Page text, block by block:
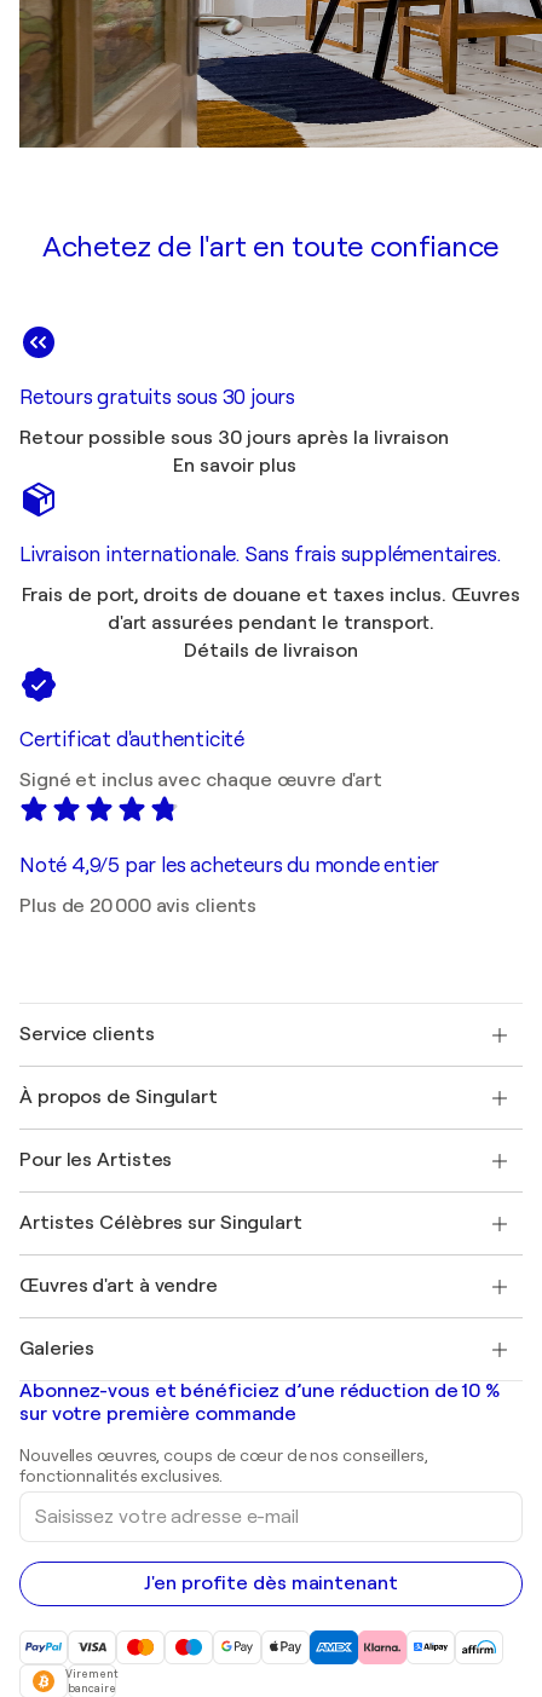
Achetez de l'art en toute confiance
Retours gratuits sous 30 jours
Retour possible sous 30 jours après la livraison
En savoir plus
Livraison internationale. Sans frais supplémentaires.
Frais de port, droits de douane et taxes inclus. Œuvres
d'art assurées pendant le transport.
Détails de livraison
Certificat d'authenticité
Signé et inclus avec chaque œuvre d'art
Noté 4,9/5 par les acheteurs du monde entier
Plus de 20 000 avis clients
Service clients
Expédition
Offrir une carte cadeau
Rejoignez notre programme commercial
Mon compte
+33 1 76 44 06 42
À propos de Singulart
FAQ
Magazine Singulart
Emplois
Découvrez une sélection d'art original
Pour les Artistes
Se connecter en tant qu'Artiste
Artistes Célèbres sur Singulart
Marc Chagall
Banksy
Mr. Brainwash
Shepard Fairey
Œuvres d'art à vendre
Tableaux abstraits à vendre
Peintures de paysage
Estampes
Peintures acryliques
Galeries
Galeries d'art en France
Galeries d'art en Belgique
Abonnez-vous et bénéficiez d’une réduction de 10 %
sur votre première commande
Nouvelles œuvres, coups de cœur de nos conseillers,
fonctionnalités exclusives.
Saisissez
votre
adresse
e-
mail
J'en profite dès maintenant
Virement
bancaire